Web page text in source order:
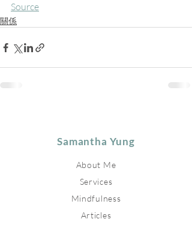
Source
關係
Samantha Yung
About Me
Services
Mindfulness
Articles